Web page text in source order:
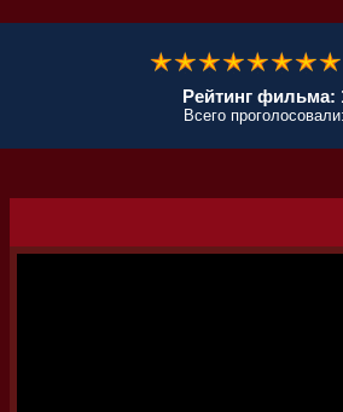
Рейтинг фильма:
Всего